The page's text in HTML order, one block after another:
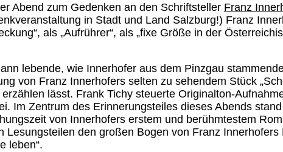
Abend zum Gedenken an den Schriftsteller Franz
in Stadt und Land Salzburg!) Franz
als „Aufrührer“, als „fixe Größe in der
lebende, wie Innerhofer aus dem Pinzgau
von Franz Innerhofers selten zu sehendem Stück
lässt. Frank Tichy steuerte Originalton-
Im Zentrum des Erinnerungsteiles dieses Abends
von Innerhofers erstem und berühmtestem
den großen Bogen von Franz
leben“.